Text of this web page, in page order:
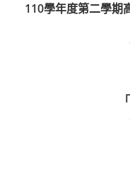
110學年度第二學期